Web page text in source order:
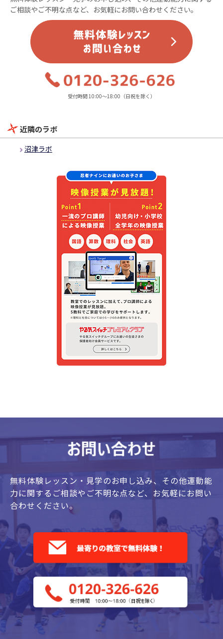
ご相談やご不明な点など、お気軽にお問い合わせください。
受付時間 10:00～18:00（日祝を除く）
近隣のラボ
沼津ラボ
無料体験レッスン・見学のお申し込み、 その他運動能
力に関するご相談やご不明な点など、 お気軽にお問い
合わせください。